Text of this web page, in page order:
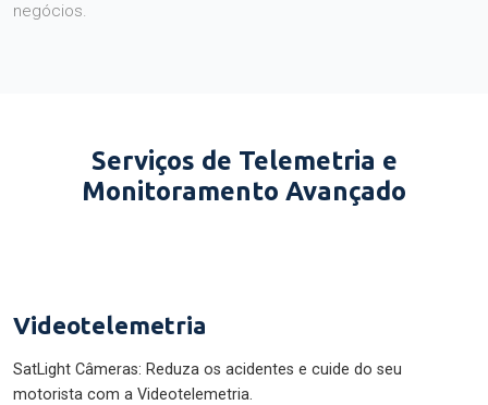
negócios.
Serviços de Telemetria e
Monitoramento Avançado
Videotelemetria
SatLight Câmeras: Reduza os acidentes e cuide do seu
motorista com a Videotelemetria.